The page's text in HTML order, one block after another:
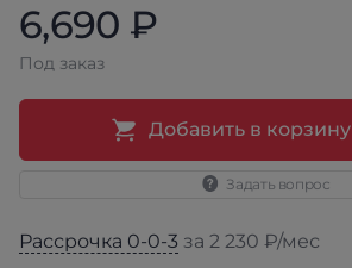
6,690 ₽
Под заказ
Добавить в корзину
Задать вопрос
Рассрочка 0-0-3 за 2 230 ₽/мес